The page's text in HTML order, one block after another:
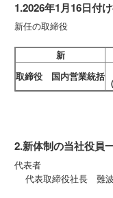
1.2026年1月16日付
新任の取締役
新
取締役 国内営業統括
2.新体制の当社役員
代表者
代表取締役社長 難